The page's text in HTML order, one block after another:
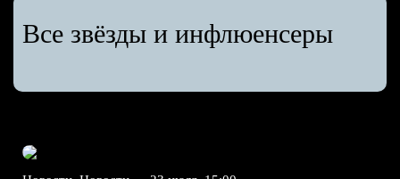
Все звёзды и инфлюенсеры